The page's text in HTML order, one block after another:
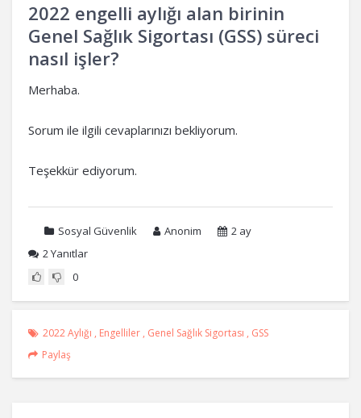
2022 engelli aylığı alan birinin
Genel Sağlık Sigortası (GSS) süreci
nasıl işler?
Merhaba.
Sorum ile ilgili cevaplarınızı bekliyorum.
Teşekkür ediyorum.
Sosyal Güvenlik Anonim
2 ay
2Yanıtlar
0
2022 Aylığı , Engelliler , Genel Sağlık Sigortası , GSS
Paylaş